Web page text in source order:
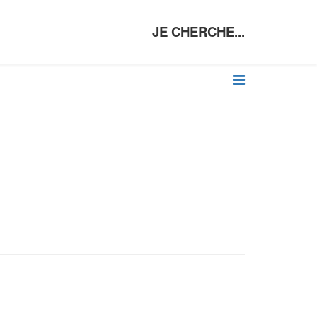
JE CHERCHE...